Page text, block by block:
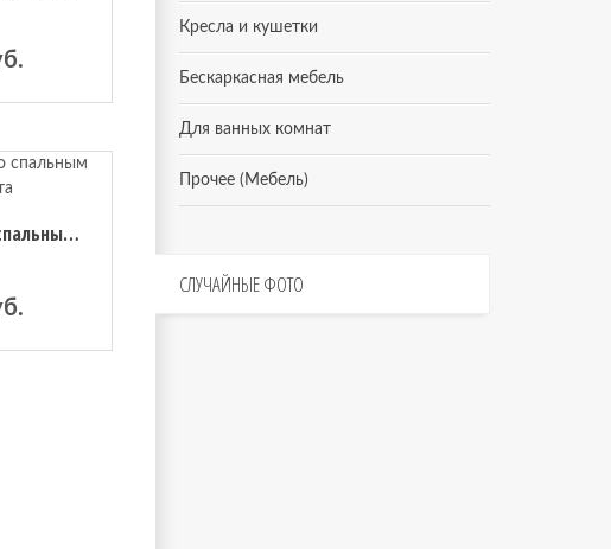
Кухонный диван со спальным местом Нота
Кресла и кушетки
Бескаркасная мебель
Для ванных комнат
Прочее (Мебель)
СЛУЧАЙНЫЕФОТО